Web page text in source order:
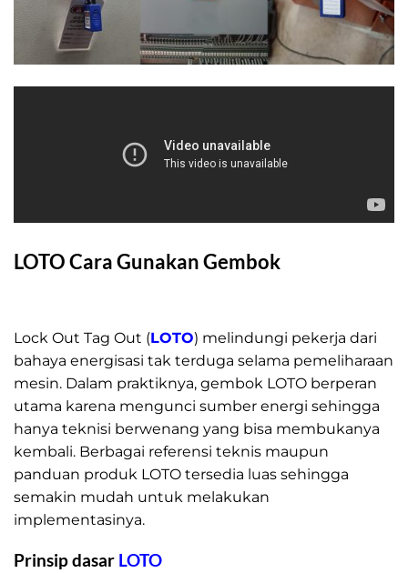
LOTO Cara Gunakan Gembok
Lock Out Tag Out (LOTO) melindungi pekerja dari
bahaya energisasi tak terduga selama pemeliharaan
mesin. Dalam praktiknya, gembok LOTO berperan
utama karena mengunci sumber energi sehingga
hanya teknisi berwenang yang bisa membukanya
kembali. Berbagai referensi teknis maupun
panduan produk LOTO tersedia luas sehingga
semakin mudah untuk melakukan
implementasinya.
Prinsip dasar LOTO